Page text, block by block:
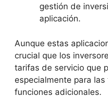
gestión de
aplicación.
Aunque estas
crucial que los
⁤tarifas de servicio ⁣que
⁢especialmente ‌para
funciones adicionales.